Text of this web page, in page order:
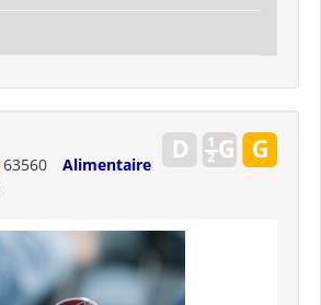
63560
Alimentaire